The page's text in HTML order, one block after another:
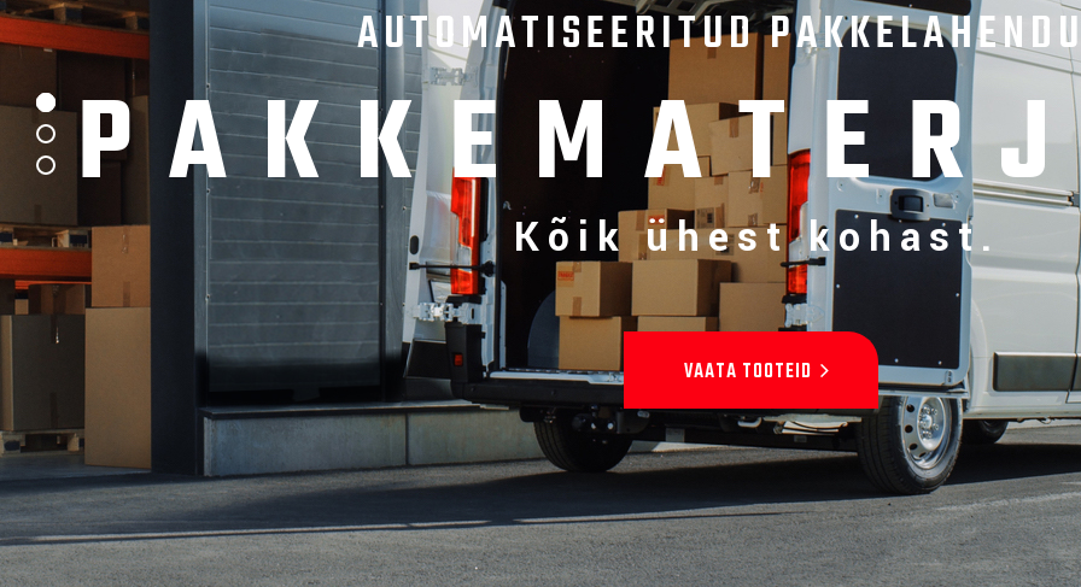
AUTOMATISEERITUD
VAATA TOOTEID
Kõik ühest kohast.